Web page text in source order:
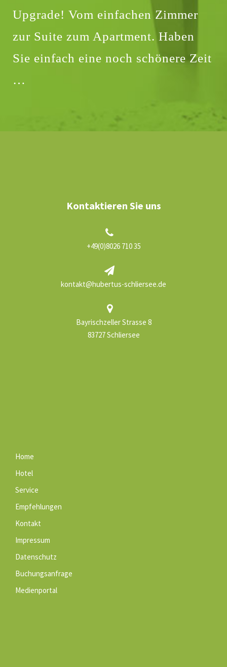
Upgrade! Vom einfachen Zimmer
zur Suite zum Apartment. Haben
Sie einfach eine noch schönere Zeit
…
Kontaktieren Sie uns
+49(0)8026 710 35
kontakt@hubertus-schliersee.de
Bayrischzeller Strasse 8
83727 Schliersee
Home
Hotel
Service
Empfehlungen
Kontakt
Impressum
Datenschutz
Buchungsanfrage
Medienportal